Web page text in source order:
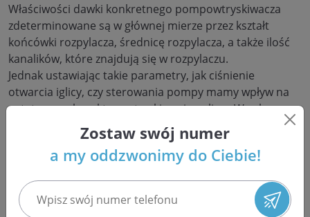
Właściwości dawki konkretnego pompowtryskiwacza
zdeterminowane są w głównej mierze przez kształt
końcówki rozpylacza, średnicę rozpylacza, a także ilość
kanalików, które znajdują się w rozpylaczu.
Jednak ustawiając takie parametry, jak ciśnienie
otwarcia iglicy, czy sterowania pompy mamy wpływ na
ostateczny charakter wstrzykiwania paliwa. W celu
regulacji dawki paliwa należy więc dobrać odpowiednią
grubość podkładki, by za pomocą tzw. szczeliny
zdecydować o stopniu otwarcia zaworka. Natomiast
podkładkę regulacyjną.
Owa regulacja okresu początku
wtrysku, czyliBIP-u pompowtryskiwacza
Zostaw swój numer
a my oddzwonimy do Ciebie!